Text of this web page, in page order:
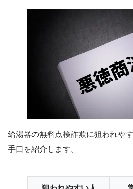
給湯器の無料点検詐欺に狙われや
手口を紹介します。